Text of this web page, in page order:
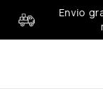
Envio